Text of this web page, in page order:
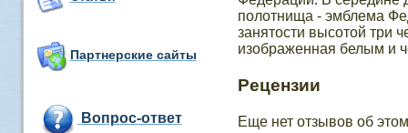
Партнерские сайты
Вопрос-ответ
полотнища - эмблема
занятости высотой три
изображенная белым и
Рецензии
Еще нет отзывов об